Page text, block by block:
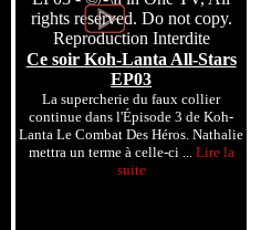
Ce soir Koh-Lanta All-Stars
EP03
La supercherie du faux collier
continue dans l'Épisode 3 de Koh-
Lanta Le Combat Des Héros. Nathalie
mettra un terme à celle-ci ... Lire la
suite